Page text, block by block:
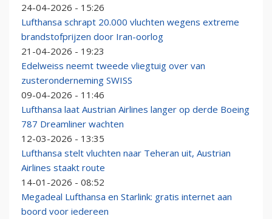
24-04-2026 - 15:26
Lufthansa schrapt 20.000 vluchten wegens extreme
brandstofprijzen door Iran-oorlog
21-04-2026 - 19:23
Edelweiss neemt tweede vliegtuig over van
zusteronderneming SWISS
09-04-2026 - 11:46
Lufthansa laat Austrian Airlines langer op derde Boeing
787 Dreamliner wachten
12-03-2026 - 13:35
Lufthansa stelt vluchten naar Teheran uit, Austrian
Airlines staakt route
14-01-2026 - 08:52
Megadeal Lufthansa en Starlink: gratis internet aan
boord voor iedereen